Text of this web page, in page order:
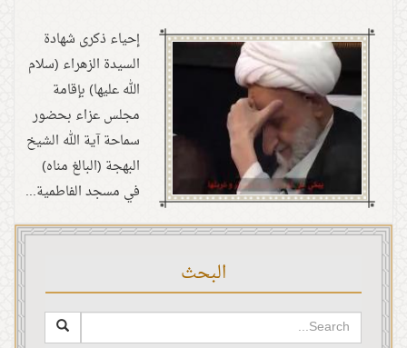
إحياء ذكرى شهادة
السيدة الزهراء (سلام
الله عليها) بإقامة
مجلس عزاء بحضور
سماحة آية الله الشيخ
البهجة (البالغ مناه)
في مسجد الفاطمية...
البحث